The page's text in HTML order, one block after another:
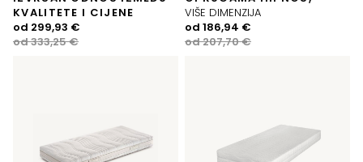
KVALITETE I CIJENE
od333,25€
Izvorna
cijena
od 299,93 €
Trenutna
cijena
VIŠE DIMENZIJA
od207,70€
Izvorna
cijena
od 186,94 €
Trenutna
cijena